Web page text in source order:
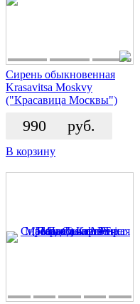
Сирень обыкновенная
Krasavitsa Moskvy
("Красавица Москвы")
990 руб.
В корзину